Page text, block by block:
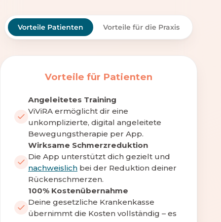
Vorteile Patienten Vorteile für die Praxis
Vorteile für Patienten
Angeleitetes Training
ViViRA ermöglicht dir eine
unkomplizierte, digital angeleitete
Bewegungstherapie per App.
Wirksame Schmerzreduktion
Die App unterstützt dich gezielt und
nachweislich bei der Reduktion deiner
Rückenschmerzen.
100% Kostenübernahme
Deine gesetzliche Krankenkasse
übernimmt die Kosten vollständig – es